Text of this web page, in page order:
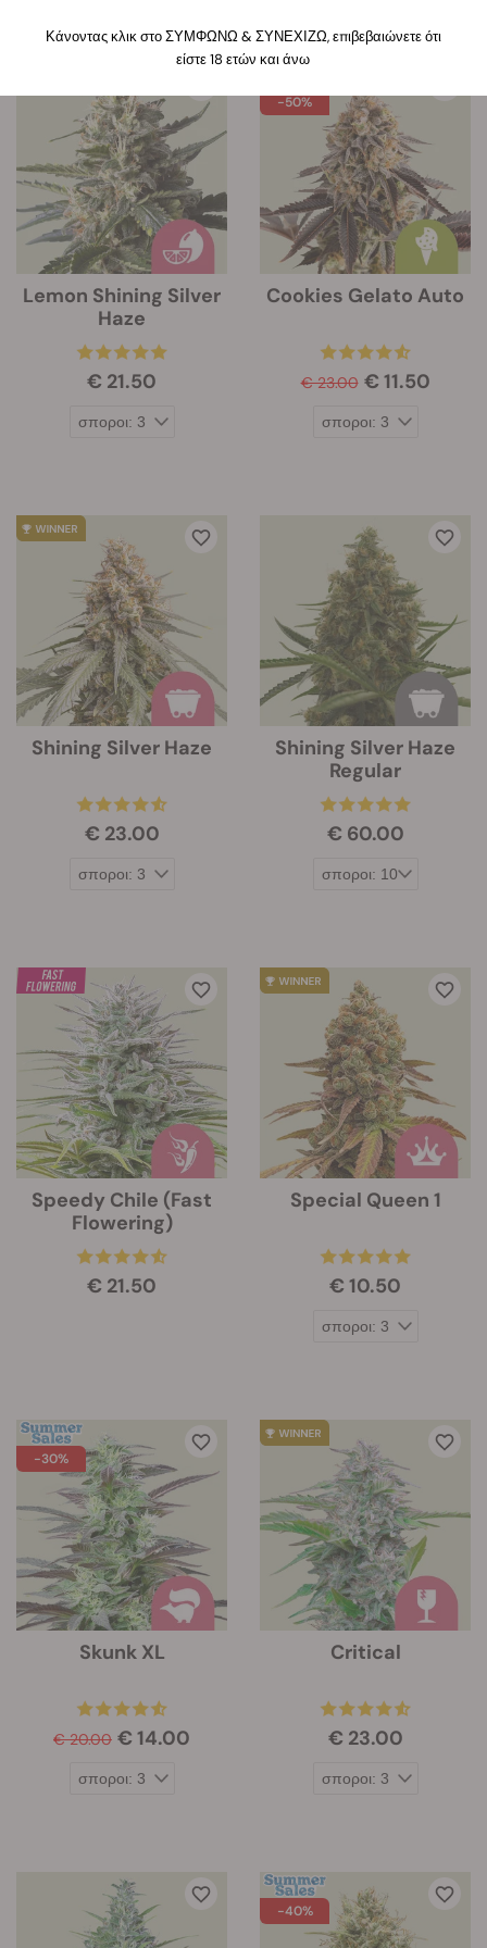
24 προϊόντα
Lemon Shining Silver
Haze
€ 21.50
-50%
Cookies Gelato Auto
€ 23.00 € 11.50
Shining Silver Haze
€ 23.00
Shining Silver Haze
Regular
€ 60.00
Speedy Chile (Fast
Flowering)
€ 21.50
Special Queen 1
€ 10.50
-30%
Skunk XL
€ 20.00 € 14.00
Critical
€ 23.00
-40%
Κάνοντας κλικ στο ΣΥΜΦΩΝΩ & ΣΥΝΕΧΙΖΩ, επιβεβαιώνετε ότι
είστε 18 ετών και άνω